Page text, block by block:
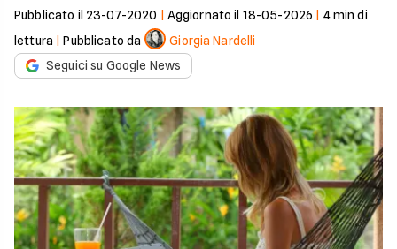
Pubblicato il 23-07-2020 Aggiornato il 18-05-2026 4min di
lettura |Pubblicato da
Giorgia Nardelli
Seguici su Google News